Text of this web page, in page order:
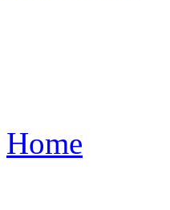
Home